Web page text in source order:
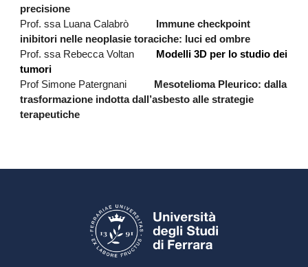
precisione
Prof. ssa Luana Calabrò
Immune checkpoint
inibitori nelle neoplasie toraciche: luci ed ombre
Prof. ssa Rebecca Voltan
Modelli 3D per lo studio dei
tumori
Prof Simone Patergnani
Mesotelioma Pleurico: dalla
trasformazione indotta dall’asbesto alle strategie
terapeutiche